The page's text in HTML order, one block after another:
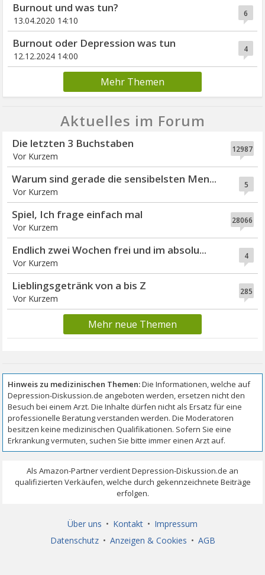
6
Burnout und was tun?
13.04.2020 14:10
4
Burnout oder Depression was tun
12.12.2024 14:00
Mehr Themen
Aktuelles im Forum
12987
Die letzten 3 Buchstaben
Vor Kurzem
5
Warum sind gerade die sensibelsten Men...
Vor Kurzem
28066
Spiel, Ich frage einfach mal
Vor Kurzem
4
Endlich zwei Wochen frei und im absolu...
Vor Kurzem
285
Lieblingsgetränk von a bis Z
Vor Kurzem
Mehr neue Themen
Über uns • Kontakt • Impressum
Datenschutz • Anzeigen & Cookies • AGB